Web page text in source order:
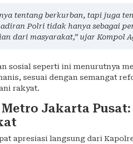
tentang berkurban, tapi juga
Polri tidak hanya sebagai
dari masyarakat,” ujar Kompol
sosial seperti ini menurutnya
sesuai dengan semangat
rakyat.
Jakarta
apresiasi langsung dari